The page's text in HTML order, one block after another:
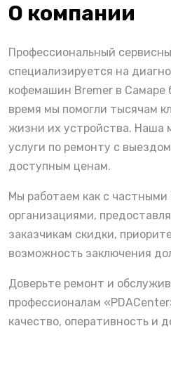
О компании
Профессиональный
специализируется на
кофемашин Bremer в Самаре
время мы помогли тысячам
жизни их устройства. Наша
услуги по ремонту с
доступным ценам.
Мы работаем как с частными
организациями,
заказчикам скидки,
возможность заключения
Доверьте ремонт и
профессионалам
качество, оперативность и